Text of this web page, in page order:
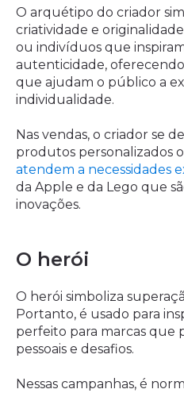
O arquétipo do criador
criatividade e
ou indivíduos que
autenticidade,
que ajudam o público a
individualidade.
Nas vendas, o criador se
produtos personalizados
atendem a necessidades
da Apple e da Lego que
inovações.
O herói
O herói simboliza
Portanto, é usado para
perfeito para marcas que
pessoais e desafios.
Nessas campanhas, é